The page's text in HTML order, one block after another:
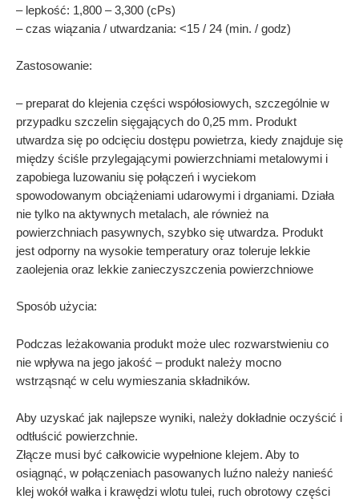
– lepkość: 1,800 – 3,300 (cPs)
– czas wiązania / utwardzania: <15 / 24 (min. / godz)
Zastosowanie:
– preparat do klejenia części współosiowych, szczególnie w
przypadku szczelin sięgających do 0,25 mm. Produkt
utwardza się po odcięciu dostępu powietrza, kiedy znajduje się
między ściśle przylegającymi powierzchniami metalowymi i
zapobiega luzowaniu się połączeń i wyciekom
spowodowanym obciążeniami udarowymi i drganiami. Działa
nie tylko na aktywnych metalach, ale również na
powierzchniach pasywnych, szybko się utwardza. Produkt
jest odporny na wysokie temperatury oraz toleruje lekkie
zaolejenia oraz lekkie zanieczyszczenia powierzchniowe
Sposób użycia:
Podczas leżakowania produkt może ulec rozwarstwieniu co
nie wpływa na jego jakość – produkt należy mocno
wstrząsnąć w celu wymieszania składników.
Aby uzyskać jak najlepsze wyniki, należy dokładnie oczyścić i
odtłuścić powierzchnie.
Złącze musi być całkowicie wypełnione klejem. Aby to
osiągnąć, w połączeniach pasowanych luźno należy nanieść
klej wokół wałka i krawędzi wlotu tulei, ruch obrotowy części